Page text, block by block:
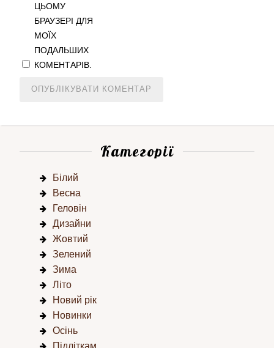
ЦЬОМУ
БРАУЗЕРІ ДЛЯ
МОЇХ
ПОДАЛЬШИХ
КОМЕНТАРІВ.
Категорії
Білий
Весна
Геловін
Дизайни
Жовтий
Зелений
Зима
Літо
Новий рік
Новинки
Осінь